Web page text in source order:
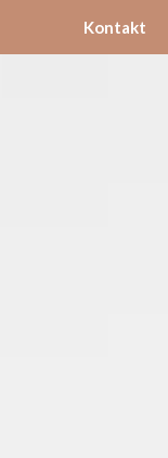
Kontakt